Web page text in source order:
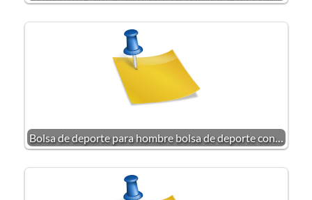
Bolsa de deporte para hombre bolsa de deporte con…